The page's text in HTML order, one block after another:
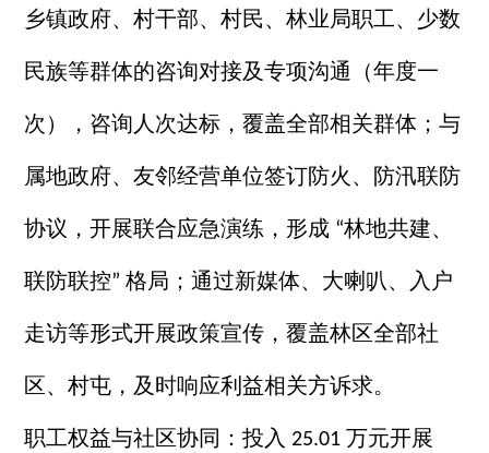
乡镇政府、村干部、村民、林业局职工、少数
民族等群体的咨询对接及专项沟通（年度一
次），咨询人次达标，覆盖全部相关群体；与
属地政府、友邻经营单位签订防火、防汛联防
协议，开展联合应急演练，形成 “林地共建、
联防联控” 格局；通过新媒体、大喇叭、入户
走访等形式开展政策宣传，覆盖林区全部社
区、村屯，及时响应利益相关方诉求。
职工权益与社区协同：投入 25.01 万元开展